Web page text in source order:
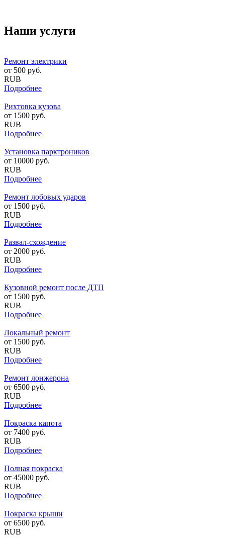
Наши услуги
Ремонт электрики
от 500 руб.
RUB
Подробнее
Рихтовка кузова
от 1500 руб.
RUB
Подробнее
Установка парктроников
от 10000 руб.
RUB
Подробнее
Ремонт лобовых ударов
от 1500 руб.
RUB
Подробнее
Развал-схождение
от 2000 руб.
RUB
Подробнее
Кузовной ремонт после ДТП
от 1500 руб.
RUB
Подробнее
Локальный ремонт
от 1500 руб.
RUB
Подробнее
Ремонт лонжерона
от 6500 руб.
RUB
Подробнее
Покраска капота
от 7400 руб.
RUB
Подробнее
Полная покраска
от 45000 руб.
RUB
Подробнее
Покраска крыши
от 6500 руб.
RUB